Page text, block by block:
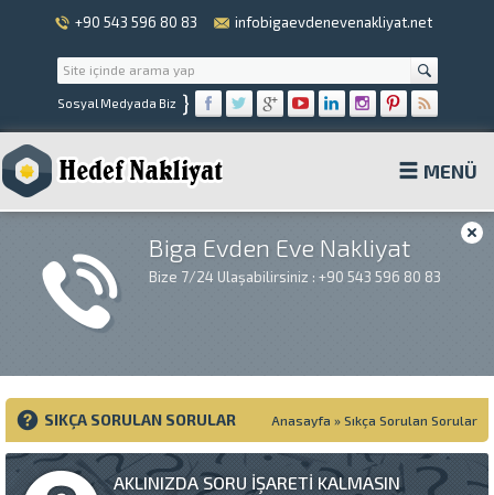
+90 543 596 80 83 infobigaevdenevenakliyat.net
Sosyal Medyada Biz }
MENÜ
Biga Evden Eve Nakliyat
Bize 7/24 Ulaşabilirsiniz : +90 543 596 80 83
SIKÇA SORULAN SORULAR Anasayfa » Sıkça Sorulan Sorular
AKLINIZDA SORU İŞARETİ KALMASIN